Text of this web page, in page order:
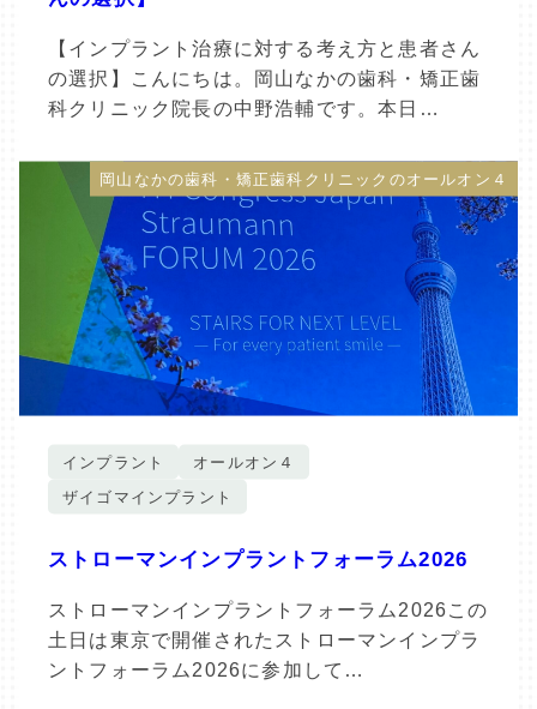
【インプラント治療に対する考え方と患者さん
の選択】こんにちは。岡山なかの歯科・矯正歯
科クリニック院長の中野浩輔です。本日…
岡山なかの歯科・矯正歯科クリニックのオールオン４
インプラント
オールオン４
ザイゴマインプラント
ストローマンインプラントフォーラム2026
ストローマンインプラントフォーラム2026この
土日は東京で開催されたストローマンインプラ
ントフォーラム2026に参加して…